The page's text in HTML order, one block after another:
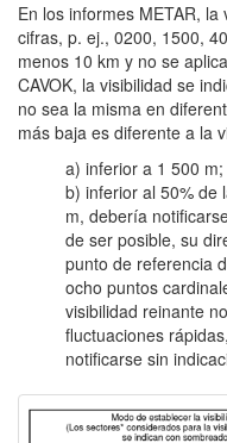
En los informes METAR,
cifras, p. ej., 0200, 1500,
menos 10 km y no se
CAVOK, la visibilidad se
no sea la misma en
más baja es diferente a la
a) inferior a 1 500 m;
b) inferior al 50% de
m, debería
de ser posible, su
punto de referencia
ocho puntos
visibilidad reinante
fluctuaciones
notificarse sin